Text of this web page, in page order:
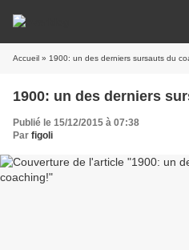
Accueil » 1900: un des derniers sursauts du
1900: un des derniers
Publié le 15/12/2015 à 07:38
Par figoli